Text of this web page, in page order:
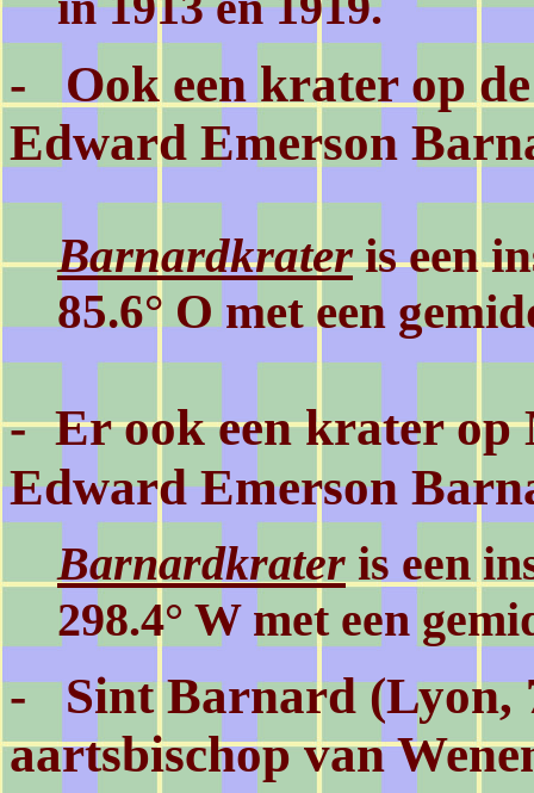
- Ook een krater op
Edward Emerson
Barnardkrateris een
85.6° O met een
- Er ook een krater op
Edward Emerson
Barnardkrater is een
298.4° W met een
- Sint Barnard (Lyon,
aartsbischop van